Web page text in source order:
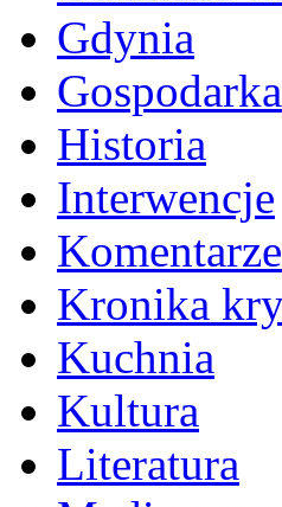
Gdynia
Gospodarka
Historia
Interwencje
Komentarze
Kronika
Kuchnia
Kultura
Literatura